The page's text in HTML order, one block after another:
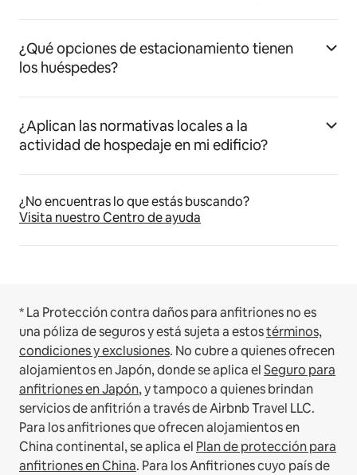
¿Qué opciones de estacionamiento tienen
los huéspedes?
¿Aplican las normativas locales a la
actividad de hospedaje en mi edificio?
¿No encuentras lo que estás buscando?
Visita nuestro Centro de ayuda
* La Protección contra daños para anfitriones no es
una póliza de seguros y está sujeta a estostérminos,
condiciones y exclusiones. No cubre a quienes ofrecen
alojamientos en Japón, donde se aplica elSeguro para
anfitriones en Japón, y tampoco a quienes brindan
servicios de anfitrión a través de Airbnb Travel LLC.
Para los anfitriones que ofrecen alojamientos en
China continental, se aplica el Plan de protección para
anfitriones en China. Para los Anfitriones cuyo país de